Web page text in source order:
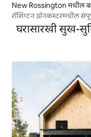
New Rossington मधील
रॉसिंग्टन डॉनकस्टरमधील
घरासारखी सुख-